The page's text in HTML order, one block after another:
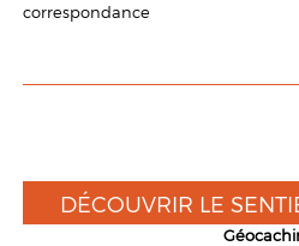
correspondance
DÉCOUVRIR LE